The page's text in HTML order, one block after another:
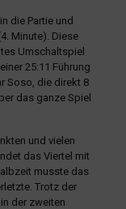
die Partie und
Minute). Diese
Umschaltspiel
25:11 Führung
Soso, die direkt 8
das ganze Spiel
und vielen
das Viertel mit
musste das
Trotz der
der zweiten